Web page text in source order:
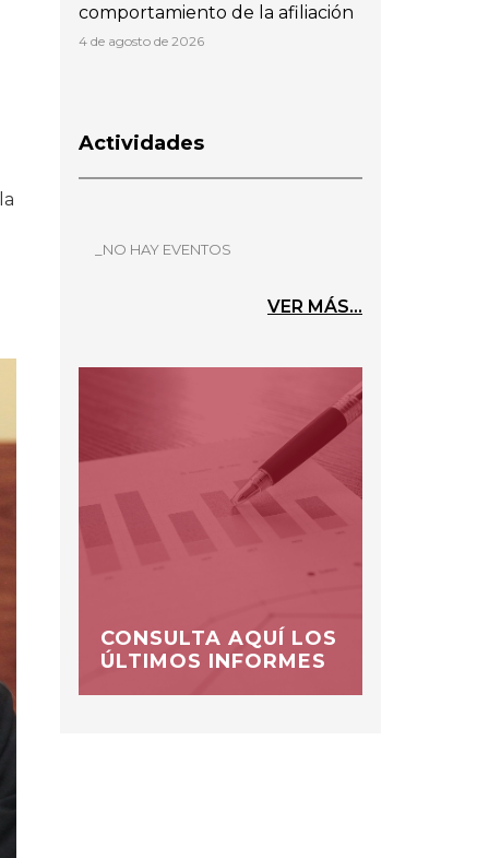
comportamiento de la afiliación
4 de agosto de 2026
Actividades
_NO HAY EVENTOS
VER MÁS...
CONSULTA AQUÍ LOS
ÚLTIMOS INFORMES